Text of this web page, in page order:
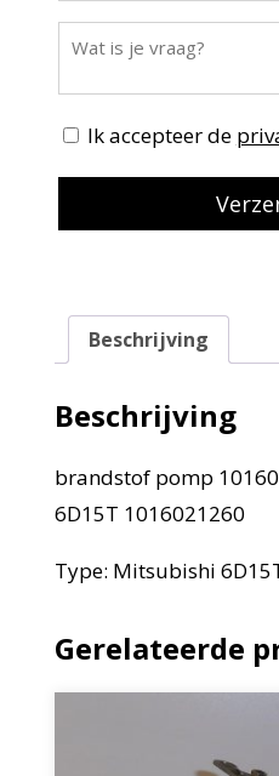
Ik accepteer de
Beschrijving
Beschrijving
brandstof pomp
6D15T 1016021260
Type: Mitsubishi
Gerelateerde